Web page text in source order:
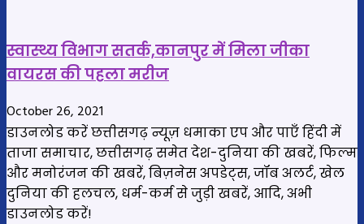
स्वास्थ्य विभाग सतर्क,कानपुर में मिला जीका
वायरस की पहला मरीज
October 26, 2021
डाउनलोड करें छत्तीसगढ़ न्यूज़ धमाका एप और पाएँ हिंदी में
ताजा समाचार, छत्तीसगढ़ समेत देश-दुनिया की खबरें, फिल्म
और मनोरंजन की खबरें, बिज़नेस अपडेट्स, जॉब अलर्ट, खेल
दुनिया की हलचल, धर्म-कर्म से जुड़ी खबरें, आदि, अभी
डाउनलोड करें!